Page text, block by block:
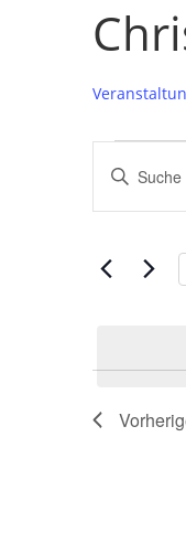
Suche
und
Bitte
eingeben.
nach